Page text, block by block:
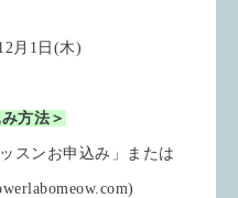
月1日(木)
方法＞
ッスンお申込み」または